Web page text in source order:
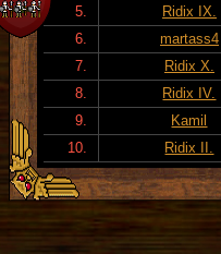
5.
Ridix IX.
6.
martass4
7.
Ridix X.
8.
Ridix IV.
9.
Kamil
10.
Ridix II.